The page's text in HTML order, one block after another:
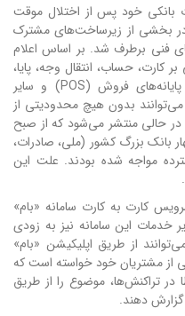
بانکی خود پس از اختلال موقت
در بخشی از زیرساخت‌های مشترک
فنی برطرف شد. بر اساس اعلام
کارت، حساب، انتقال وجه، پایا،
خدمات دستگاه‌های خودپرداز (ATM)، پایانه‌های فروش (POS) و سایر
بدون هیچ محدودیتی از
حالی منتشر می‌شود که از صبح
سامانه‌های چهار بانک بزرگ کشور (ملی، صادرات،
مواجه شده بودند. علت این
کارت به کارت سامانه «بام»
خدمات این سامانه نیز به زودی
از طریق اپلیکیشن «بام»
از مشتریان خود خواسته است که
تراکنش‌ها، موضوع را از طریق
دهند.